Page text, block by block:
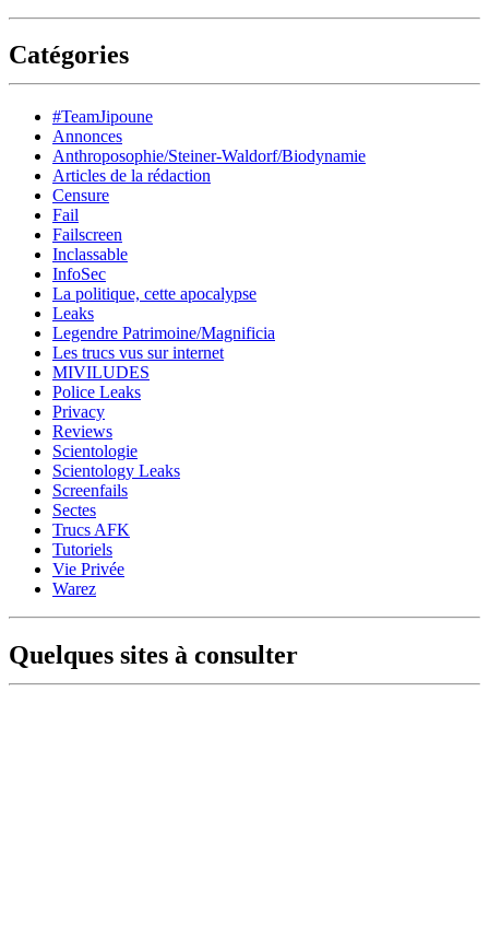
Catégories
#TeamJipoune
Annonces
Anthroposophie/Steiner-Waldorf/Biodynamie
Articles de la rédaction
Censure
Fail
Failscreen
Inclassable
InfoSec
La politique, cette apocalypse
Leaks
Legendre Patrimoine/Magnificia
Les trucs vus sur internet
MIVILUDES
Police Leaks
Privacy
Reviews
Scientologie
Scientology Leaks
Screenfails
Sectes
Trucs AFK
Tutoriels
Vie Privée
Warez
Quelques sites à consulter